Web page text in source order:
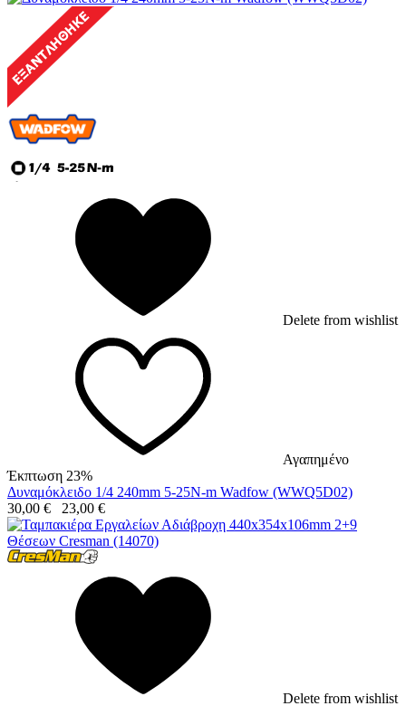
Delete from wishlist
Αγαπημένο
Έκπτωση 23%
Δυναμόκλειδο 1/4 240mm 5-25N-m Wadfow (WWQ5D02)
30,00 € 23,00 €
Delete from wishlist